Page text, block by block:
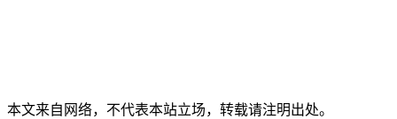
本文来自网络，不代表本站立场，转载请注明出处。